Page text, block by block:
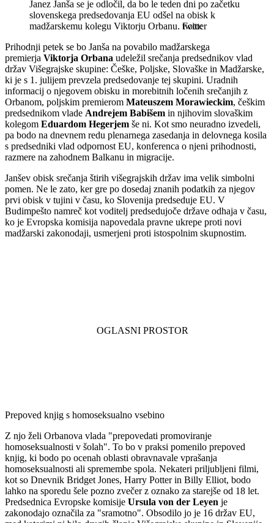
Janez Janša se je odločil, da bo le teden dni po začetku
slovenskega predsedovanja EU odšel na obisk k
madžarskemu kolegu Viktorju Orbanu. twitter
Prihodnji petek se bo Janša na povabilo madžarskega
premierja Viktorja Orbana udeležil srečanja predsednikov vlad
držav Višegrajske skupine: Češke, Poljske, Slovaške in Madžarske,
ki je s 1. julijem prevzela predsedovanje tej skupini. Uradnih
informacij o njegovem obisku in morebitnih ločenih srečanjih z
Orbanom, poljskim premierom Mateuszem Morawieckim, češkim
predsednikom vlade Andrejem Babišem in njihovim slovaškim
kolegom Eduardom Hegerjem še ni. Kot smo neuradno izvedeli,
pa bodo na dnevnem redu plenarnega zasedanja in delovnega kosila
s predsedniki vlad odpornost EU, konferenca o njeni prihodnosti,
razmere na zahodnem Balkanu in migracije.
Janšev obisk srečanja štirih višegrajskih držav ima velik simbolni
pomen. Ne le zato, ker gre po dosedaj znanih podatkih za njegov
prvi obisk v tujini v času, ko Slovenija predseduje EU. V
Budimpešto namreč kot voditelj predsedujoče države odhaja v času,
ko je Evropska komisija napovedala pravne ukrepe proti novi
madžarski zakonodaji, usmerjeni proti istospolnim skupnostim.
Prepoved knjig s homoseksualno vsebino
Z njo želi Orbanova vlada "prepovedati promoviranje
homoseksualnosti v šolah". To bo v praksi pomenilo prepoved
knjig, ki bodo po ocenah oblasti obravnavale vprašanja
homoseksualnosti ali spremembe spola. Nekateri priljubljeni filmi,
kot so Dnevnik Bridget Jones, Harry Potter in Billy Elliot, bodo
lahko na sporedu šele pozno zvečer z oznako za starejše od 18 let.
Predsednica Evropske komisije Ursula von der Leyen je
zakonodajo označila za "sramotno". Obsodilo jo je 16 držav EU,